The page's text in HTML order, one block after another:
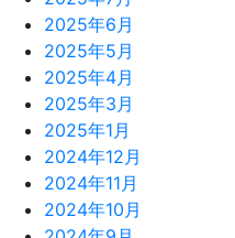
2025年6月
2025年5月
2025年4月
2025年3月
2025年1月
2024年12月
2024年11月
2024年10月